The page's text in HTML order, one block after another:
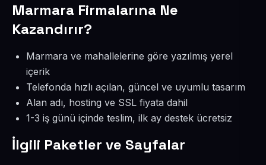
Marmara Firmalarına Ne
Kazandırır?
Marmara ve mahallelerine göre yazılmış yerel
içerik
Telefonda hızlı açılan, güncel ve uyumlu tasarım
Alan adı, hosting ve SSL fiyata dahil
1-3 iş günü içinde teslim, ilk ay destek ücretsiz
İlgili Paketler ve Sayfalar